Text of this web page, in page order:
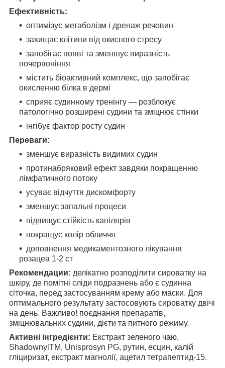
Ефективність:
оптимізує метаболізм і дренаж речовин
захищає клітини від окисного стресу
запобігає появі та зменшує виразність
почервоніння
містить біоактивний комплекс, що запобігає
окисленню білка в дермі
сприяє судинному тренінгу — розблокує
патологічно розширені судини та зміцнює стінки
інгібує фактор росту судин
Переваги:
зменшує виразність видимих судин
протинабряковий ефект завдяки покращенню
лімфатичного потоку
усуває відчуття дискомфорту
зменшує запальні процеси
підвищує стійкість капілярів
покращує колір обличчя
доповнення медикаментозного лікування
розацеа 1-2 ст
Рекомендации: делікатно розподілити сироватку на
шкіру, де помітні сліди подразнень або є судинна
сіточка, перед застосуванням крему або маски. Для
оптимального результату застосовують сироватку двічі
на день. Важливо! поєднання препаратів,
зміцнювальних судини, дієти та питного режиму.
Активні інгредієнти: Екстракт зеленого чаю,
ShadownylTM, Unisprosyn PG, рутин, есцин, калій
гліциризат, екстракт магнолії, ацетил тетрапептид-15.